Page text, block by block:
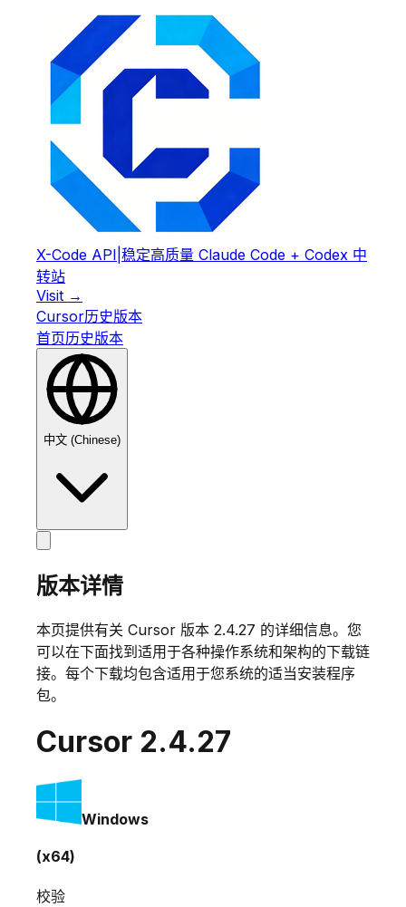
X-Code API 稳定高质量 Claude Code + Codex 中
转站
Visit →
Cursor历史版本
首页历史版本
中文 (Chinese)
版本详情
本页提供有关 Cursor 版本 2.4.27 的详细信息。您
可以在下面找到适用于各种操作系统和架构的下载链
接。每个下载均包含适用于您系统的适当安装程序
包。
Cursor 2.4.27
Windows
(x64)
校验